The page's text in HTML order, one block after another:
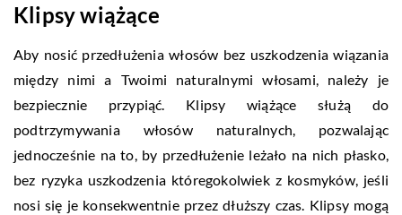
Klipsy wiążące
Aby nosić przedłużenia włosów bez uszkodzenia wiązania
między nimi a Twoimi naturalnymi włosami, należy je
bezpiecznie przypiąć. Klipsy wiążące służą do
podtrzymywania włosów naturalnych, pozwalając
jednocześnie na to, by przedłużenie leżało na nich płasko,
bez ryzyka uszkodzenia któregokolwiek z kosmyków, jeśli
nosi się je konsekwentnie przez dłuższy czas. Klipsy mogą